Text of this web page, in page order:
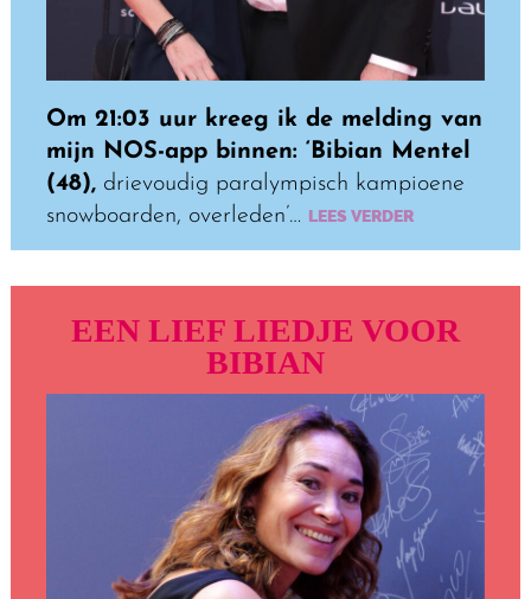
Om 21:03 uur kreeg ik de melding van
mijn NOS-app binnen: ‘Bibian Mentel
(48),drievoudig paralympisch kampioene
snowboarden, overleden’… LEES VERDER
EEN LIEF LIEDJE VOOR
BIBIAN